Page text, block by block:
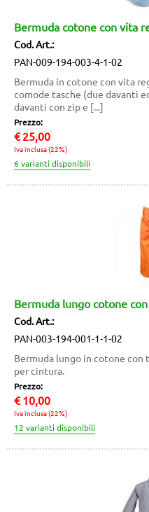
Bermuda cotone con vita
Cod. Art.:
PAN-009-194-003-4-1-02
Bermuda in cotone con vita
comode tasche (due davanti
davanti con zip e [...]
Prezzo:
€ 25,00
Iva inclusa (22%)
Bermuda lungo cotone
Cod. Art.:
PAN-003-194-001-1-1-02
Bermuda lungo in cotone con
per cintura.
Prezzo:
€ 10,00
Iva inclusa (22%)